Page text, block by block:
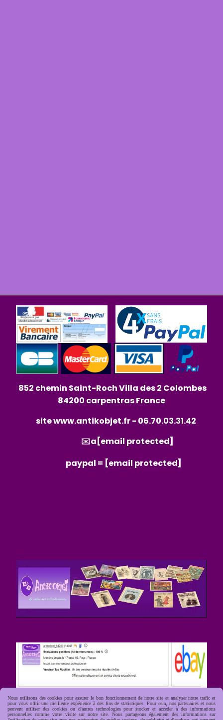
852 chemin Saint-Roch Villa des 2 Colombes
84200 carpentras France
sitewww.antikobjet.fr- 06.70.03.31.42
✉️a [email protected]
paypal = [email protected]
Nous utilisons des cookies pour assurer le bon fonctionnement de notre site et analyser notre trafic et
pour vous offrir une meilleure expérience à des fins de statistiques. Pour cela, nos partenaires et nous
peuvent utiliser des cookies ou d'autres technologies pour stocker et accéder à des informations
personnelles comme votre visite sur notre site. Nous partageons également des informations sur